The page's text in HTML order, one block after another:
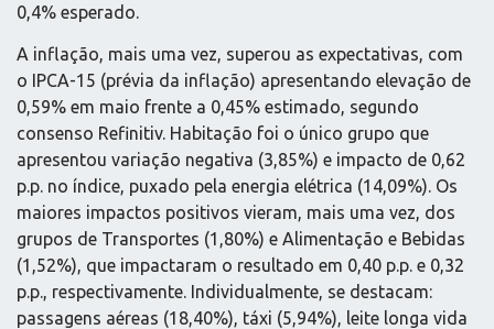
0,4% esperado.
A inflação, mais uma vez, superou as expectativas, com
o IPCA-15 (prévia da inflação) apresentando elevação de
0,59% em maio frente a 0,45% estimado, segundo
consenso Refinitiv. Habitação foi o único grupo que
apresentou variação negativa (3,85%) e impacto de 0,62
p.p. no índice, puxado pela energia elétrica (14,09%). Os
maiores impactos positivos vieram, mais uma vez, dos
grupos de Transportes (1,80%) e Alimentação e Bebidas
(1,52%), que impactaram o resultado em 0,40 p.p. e 0,32
p.p., respectivamente. Individualmente, se destacam:
passagens aéreas (18,40%), táxi (5,94%), leite longa vida